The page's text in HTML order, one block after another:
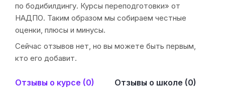
по бодибилдингу. Курсы переподготовки» от
НАДПО. Таким образом мы собираем честные
оценки, плюсы и минусы.
Сейчас отзывов нет, но вы можете быть первым,
кто его добавит.
Отзывы о курсе (0) Отзывы о школе (0)